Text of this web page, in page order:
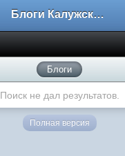
Блоги Калужского перекрестка
Блоги
Поиск не дал результатов.
Полная версия